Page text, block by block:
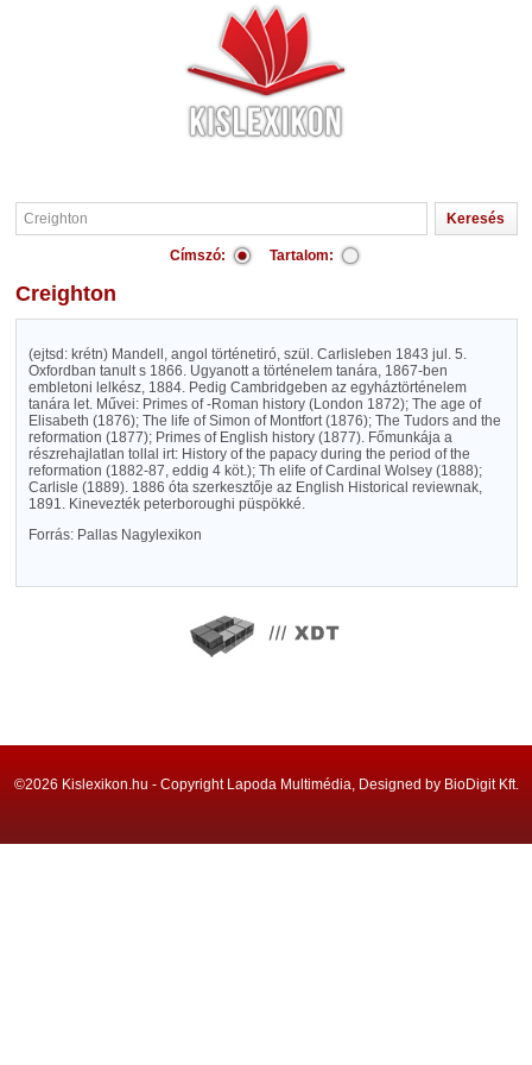
Címszó: Tartalom:
Creighton
(ejtsd: krétn) Mandell, angol történetiró, szül. Carlisleben 1843 jul. 5.
Oxfordban tanult s 1866. Ugyanott a történelem tanára, 1867-ben
embletoni lelkész, 1884. Pedig Cambridgeben az egyháztörténelem
tanára let. Művei: Primes of -Roman history (London 1872); The age of
Elisabeth (1876); The life of Simon of Montfort (1876); The Tudors and the
reformation (1877); Primes of English history (1877). Főmunkája a
részrehajlatlan tollal irt: History of the papacy during the period of the
reformation (1882-87, eddig 4 köt.); Th elife of Cardinal Wolsey (1888);
Carlisle (1889). 1886 óta szerkesztője az English Historical reviewnak,
1891. Kinevezték peterboroughi püspökké.
Forrás: Pallas Nagylexikon
©2026 Kislexikon.hu - Copyright Lapoda Multimédia, Designed by BioDigit Kft.